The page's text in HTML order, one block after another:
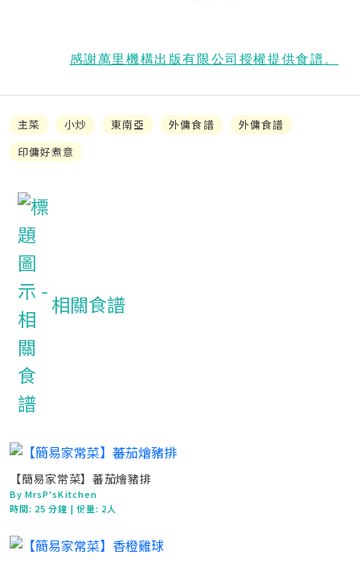
感謝萬里機構出版有限公司授權提供食譜。
主菜 小炒 東南亞 外傭食譜
外傭食譜
印傭好煮意
相關食譜
【簡易家常菜】蕃茄燴豬排
By MrsP'sKitchen
時間: 25 分鐘 | 份量: 2人